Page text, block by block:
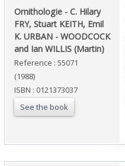
‎Ornithologie - C. Hilary
FRY, Stuart KEITH, Emil
K. URBAN - WOODCOCK
and Ian WILLIS (Martin)‎
Reference : 55071
(1988)
ISBN : 0121373037
See the book